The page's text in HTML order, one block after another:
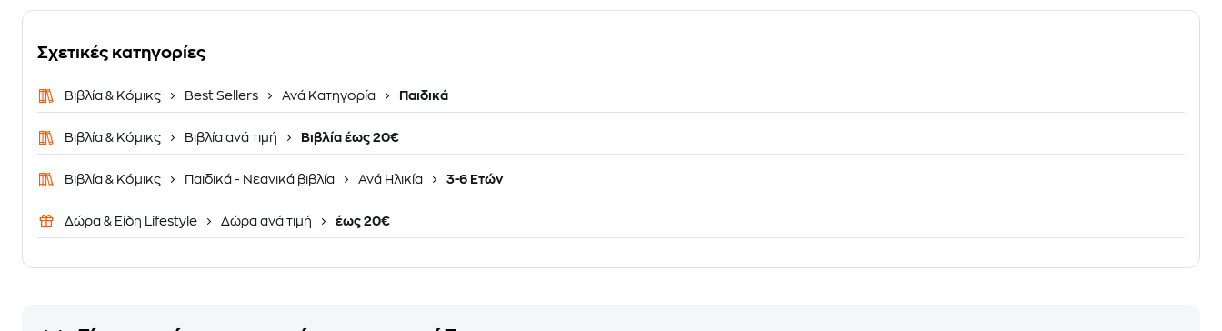
Σχετικές κατηγορίες
Βιβλία & Κόμικς Best Sellers Ανά Κατηγορία Παιδικά
Βιβλία & Κόμικς Βιβλία ανά τιμή Βιβλία έως 20€
Βιβλία & Κόμικς Παιδικά - Νεανικά βιβλία Ανά Ηλικία 3-6 Ετών
Δώρα & Είδη Lifestyle Δώρα ανά τιμή έως 20€